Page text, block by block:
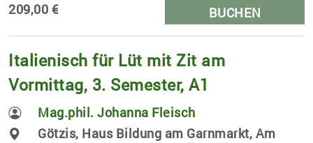
209,00 € BUCHEN
Italienisch für Lüt mit Zit am
Vormittag, 3. Semester, A1
Mag.phil. Johanna Fleisch
Götzis, Haus Bildung am Garnmarkt, Am